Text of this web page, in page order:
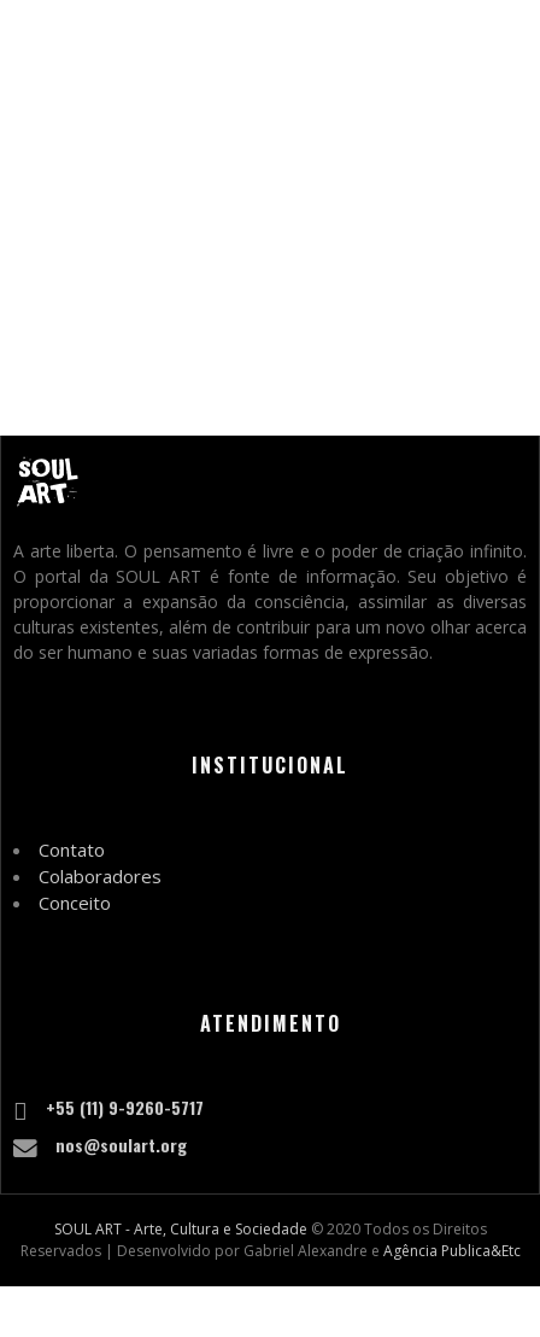
A arte liberta. O pensamento é livre e o poder de criação infinito.
O portal da SOUL ART é fonte de informação. Seu objetivo é
proporcionar a expansão da consciência, assimilar as diversas
culturas existentes, além de contribuir para um novo olhar acerca
do ser humano e suas variadas formas de expressão.
INSTITUCIONAL
Contato
Colaboradores
Conceito
ATENDIMENTO
+55 (11) 9-9260-5717
nos@soulart.org
SOUL ART - Arte, Cultura e Sociedade © 2020 Todos os Direitos
Reservados | Desenvolvido por Gabriel Alexandre e Agência Publica&Etc